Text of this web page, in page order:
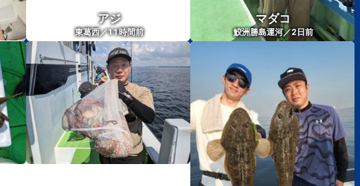
アジ
東葛西／11時間前
マダコ
鮫洲勝島運河／2 日前